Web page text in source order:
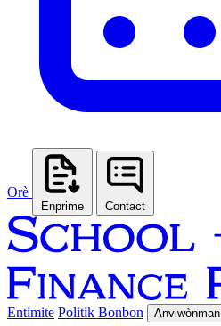
Orè
Enprime Contact
Entimite Politik Bonbon Anviwònman